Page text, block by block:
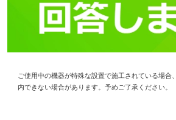
ご使用中の機器が特殊な設置で施工されている場合
内できない場合があります。予めご了承ください。